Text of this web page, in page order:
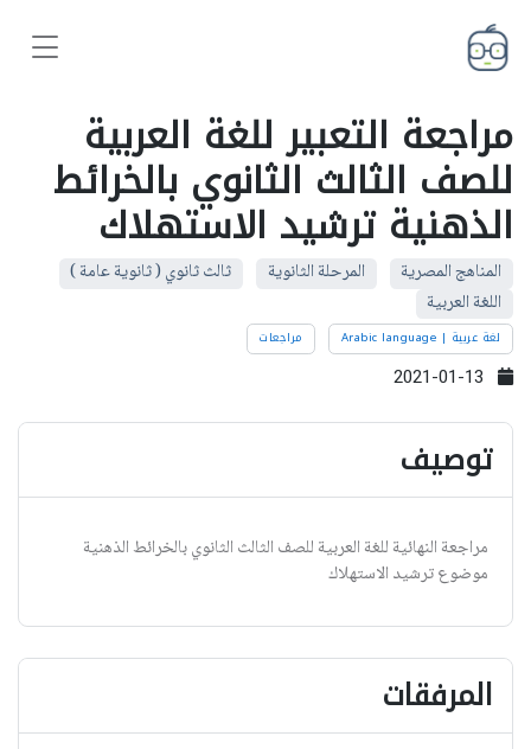
مراجعة التعبير للغة العربية
للصف الثالث الثانوي بالخرائط
الذهنية ترشيد الاستهلاك
المناهج المصرية المرحلة الثانوية
ثالث ثانوي ( ثانوية عامة )
اللغة العربية
لغة عربية | Arabic language مراجعات
توصيف
مراجعة النهائية للغة العربية للصف الثالث الثانوي بالخرائط الذهنية
موضوع ترشيد الاستهلاك
المرفقات